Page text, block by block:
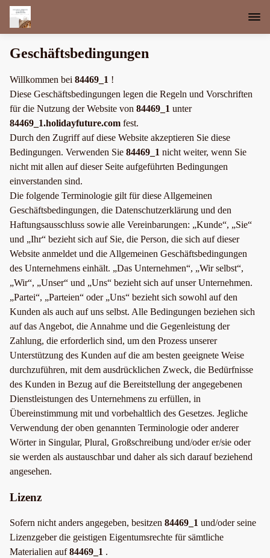
Geschäftsbedingungen
Willkommen bei 84469_1 !
Diese Geschäftsbedingungen legen die Regeln und Vorschriften
für die Nutzung der Website von 84469_1 unter
84469_1.holidayfuture.com fest.
Durch den Zugriff auf diese Website akzeptieren Sie diese
Bedingungen. Verwenden Sie 84469_1 nicht weiter, wenn Sie
nicht mit allen auf dieser Seite aufgeführten Bedingungen
einverstanden sind.
Die folgende Terminologie gilt für diese Allgemeinen
Geschäftsbedingungen, die Datenschutzerklärung und den
Haftungsausschluss sowie alle Vereinbarungen: „Kunde“, „Sie“
und „Ihr“ bezieht sich auf Sie, die Person, die sich auf dieser
Website anmeldet und die Allgemeinen Geschäftsbedingungen
des Unternehmens einhält. „Das Unternehmen“, „Wir selbst“,
„Wir“, „Unser“ und „Uns“ bezieht sich auf unser Unternehmen.
„Partei“, „Parteien“ oder „Uns“ bezieht sich sowohl auf den
Kunden als auch auf uns selbst. Alle Bedingungen beziehen sich
auf das Angebot, die Annahme und die Gegenleistung der
Zahlung, die erforderlich sind, um den Prozess unserer
Unterstützung des Kunden auf die am besten geeignete Weise
durchzuführen, mit dem ausdrücklichen Zweck, die Bedürfnisse
des Kunden in Bezug auf die Bereitstellung der angegebenen
Dienstleistungen des Unternehmens zu erfüllen, in
Übereinstimmung mit und vorbehaltlich des Gesetzes. Jegliche
Verwendung der oben genannten Terminologie oder anderer
Wörter in Singular, Plural, Großschreibung und/oder er/sie oder
sie werden als austauschbar und daher als sich darauf beziehend
angesehen.
Lizenz
Sofern nicht anders angegeben, besitzen 84469_1 und/oder seine
Lizenzgeber die geistigen Eigentumsrechte für sämtliche
Materialien auf84469_1 .